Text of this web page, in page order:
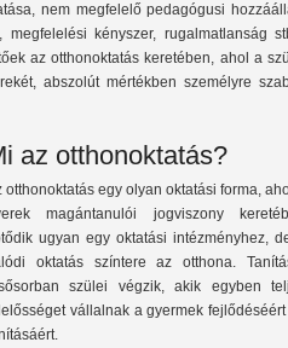
nem megfelelő pedagógusi
kényszer, rugalmatlanság
az otthonoktatás keretében, ahol a
abszolút mértékben személyre
az otthonoktatás?
otthonoktatás egy olyan oktatási forma,
magántanulói jogviszony
ugyan egy oktatási intézményhez,
oktatás színtere az otthona.
szülei végzik, akik egyben
vállalnak a gyermek